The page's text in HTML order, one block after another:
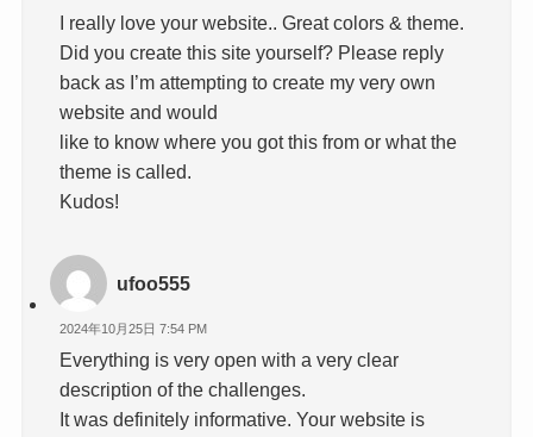
I really love your website.. Great colors & theme.
Did you create this site yourself? Please reply
back as I’m attempting to create my very own
website and would
like to know where you got this from or what the
theme is called.
Kudos!
ufoo555
2024年10月25日 7:54 PM
Everything is very open with a very clear
description of the challenges.
It was definitely informative. Your website is